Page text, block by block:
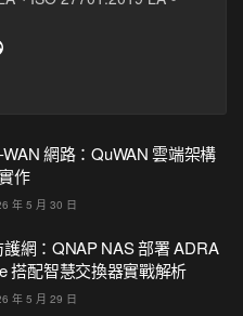
網路：QuWAN 雲端架構
作
年 5 月 30 日
網：QNAP NAS 部署 ADRA
搭配智慧交換器實戰解析
年 5 月 29 日